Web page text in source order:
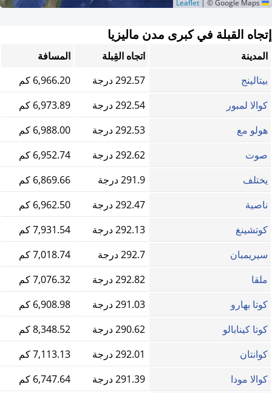
© Google Maps
إتجاه القبلة في كبرى مدن ماليزيا
المدينة اتجاه القِبلة
المسافة
بيتالينج
292.57 درجة
6,966.20 كم
كوالا لمبور
292.54 درجة
6,973.89 كم
هولو مع
292.53 درجة
6,988.00 كم
صوت
292.62 درجة
6,952.74 كم
يختلف
291.9 درجة
6,869.66 كم
ناصية
292.47 درجة
6,962.50 كم
كوتشينغ
292.13 درجة
7,931.54 كم
سيريمبان
292.7 درجة
7,018.74 كم
ملقا
292.82 درجة
7,076.32 كم
كوتا بهارو
291.03 درجة
6,908.98 كم
كوتا كينابالو
290.62 درجة
8,348.52 كم
كوانتان
292.01 درجة
7,113.13 كم
كوالا مودا
291.39 درجة
6,747.64 كم